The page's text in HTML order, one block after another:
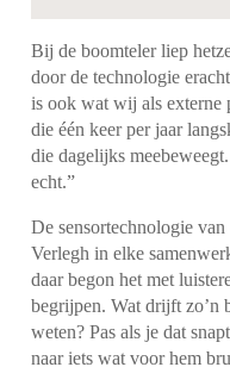
Bij de boomteler liep
door de technologie
is ook wat wij als externe
die één keer per jaar
die dagelijks
echt.”
De sensortechnologie
Verlegh in elke
daar begon het met
begrijpen. Wat drijft
weten? Pas als je dat
naar iets wat voor hem